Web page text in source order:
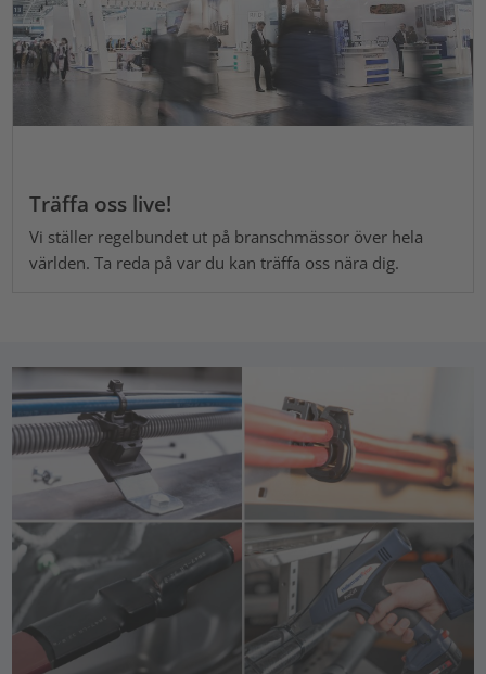
Träffa oss live!
Vi ställer regelbundet ut på branschmässor över hela
världen. Ta reda på var du kan träffa oss nära dig.